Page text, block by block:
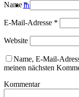
Instagram
Name*
E-Mail-Adresse *
Website
Name, E-Mail-
meinen nächsten
Kommentar